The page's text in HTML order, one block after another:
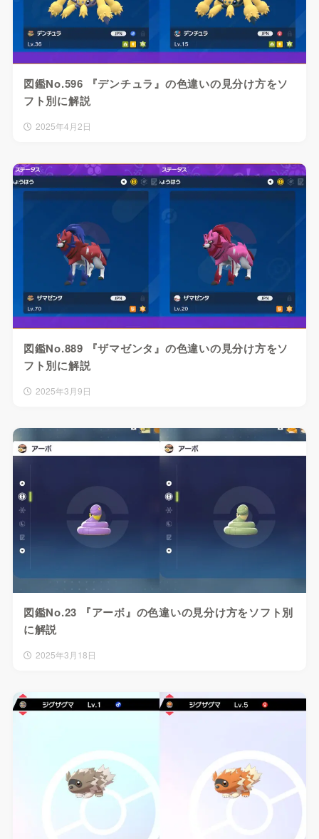
図鑑No.596 『デンチュラ』の色違いの見分け方をソ
フト別に解説
2025年4月2日
図鑑No.889 『ザマゼンタ』の色違いの見分け方をソ
フト別に解説
2025年3月9日
図鑑No.23 『アーボ』の色違いの見分け方をソフト別
に解説
2025年3月18日